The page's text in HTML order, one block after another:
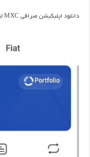
دانلود اپلیکیشن صرافی MXC لینک کمکی